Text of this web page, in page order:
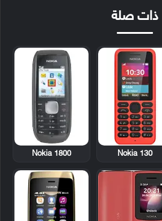
ذات صلة
Nokia 130
Nokia 1800